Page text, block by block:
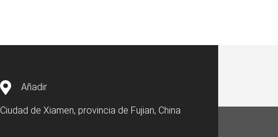
Añadir
Ciudad de Xiamen, provincia de Fujian, China